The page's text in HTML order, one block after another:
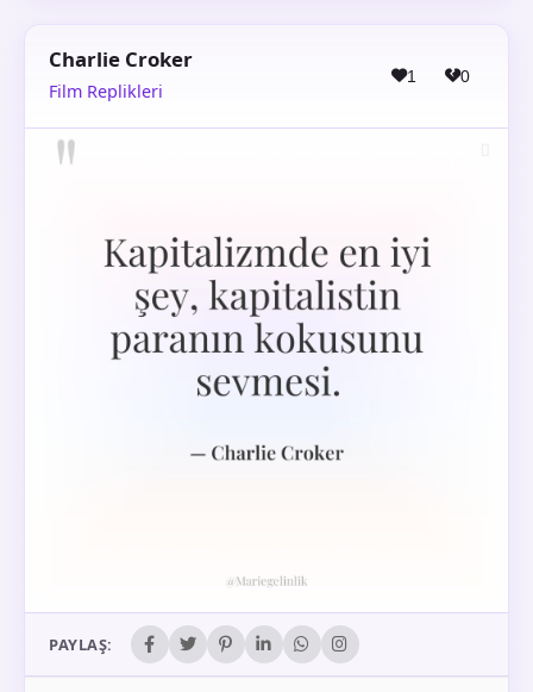
Charlie Croker
Film Replikleri
1 0
PAYLAŞ: